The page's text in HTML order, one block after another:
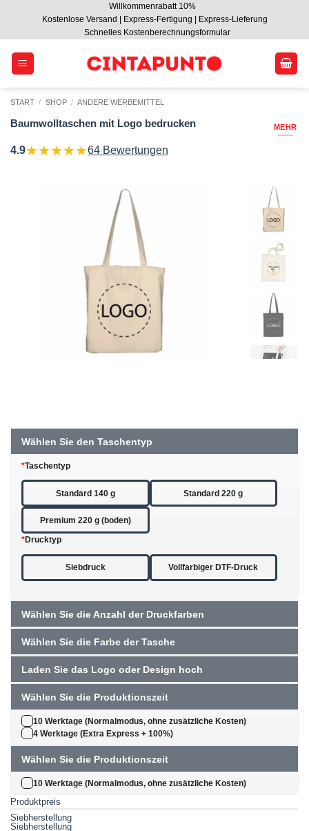
springen
Willkommenrabatt 10%
Kostenlose Versand | Express-Fertigung | Express-Lieferung
Schnelles Kostenberechnungsformular
START / SHOP / ANDERE WERBEMITTEL
Baumwolltaschen mit Logo bedrucken
4.9★★★★★64 Bewertungen
MEHR
Wählen Sie den Taschentyp
*Taschentyp
Standard 140 g Standard 220 g
Premium 220 g (boden)
*Drucktyp
Siebdruck Vollfarbiger DTF-Druck
Wählen Sie die Anzahl der Druckfarben
Wählen Sie die Farbe der Tasche
Laden Sie das Logo oder Design hoch
Wählen Sie die Produktionszeit
10 Werktage (Normalmodus, ohne zusätzliche Kosten)
4 Werktage (Extra Express + 100%)
Wählen Sie die Produktionszeit
10 Werktage (Normalmodus, ohne zusätzliche Kosten)
Produktpreis
Siebherstellung
Siebherstellung